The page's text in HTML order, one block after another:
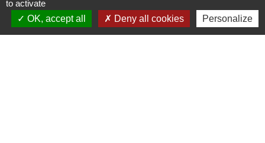
Contact par formulaire
to activate
OK, accept all
Deny all cookies Personalize